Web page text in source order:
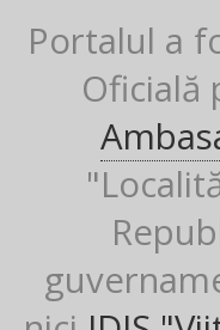
Portalul a
Oficială